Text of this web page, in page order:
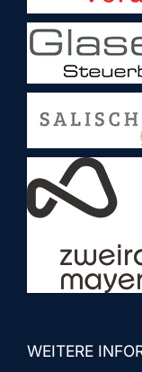
WEITERE